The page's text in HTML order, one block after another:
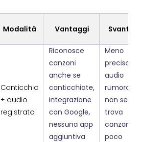
Modalità Vantaggi
Canticchio
+ audio
registrato
Riconosce
canzoni
anche se
canticchiate,
integrazione
con Google,
nessuna app
aggiuntiva
Meno
preciso
audio
rumoroso,
non
trova
canzoni
poco